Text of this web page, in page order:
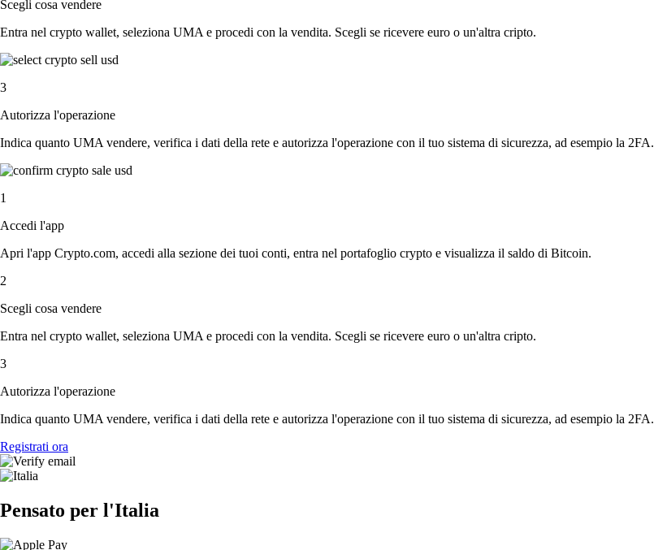
Scegli cosa vendere
Entra nel crypto wallet, seleziona UMA e procedi con la vendita. Scegli se ricevere euro o un'altra cripto.
3
Autorizza l'operazione
Indica quanto UMA vendere, verifica i dati della rete e autorizza l'operazione con il tuo sistema di sicurezza, ad esempio la 2FA.
1
Accedi l'app
Apri l'app Crypto.com, accedi alla sezione dei tuoi conti, entra nel portafoglio crypto e visualizza il saldo di Bitcoin.
2
Scegli cosa vendere
Entra nel crypto wallet, seleziona UMA e procedi con la vendita. Scegli se ricevere euro o un'altra cripto.
3
Autorizza l'operazione
Indica quanto UMA vendere, verifica i dati della rete e autorizza l'operazione con il tuo sistema di sicurezza, ad esempio la 2FA.
Registrati ora
Pensato per l'Italia